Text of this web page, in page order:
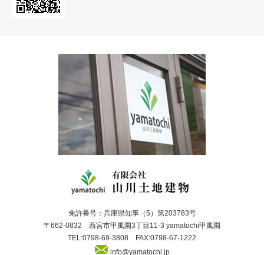
免許番号：兵庫県知事（5）第203783号
〒662-0832 西宮市甲風園3丁目11-3 yamatochi甲風園
TEL:0798-69-3808 FAX:0798-67-1222
info@yamatochi.jp